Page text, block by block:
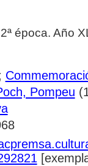
época. Año
Pompeu